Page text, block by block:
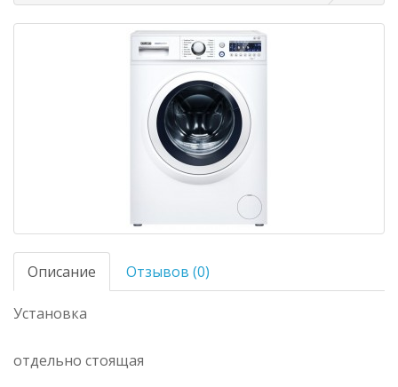
Описание Отзывов (0)
Установка
отдельно стоящая